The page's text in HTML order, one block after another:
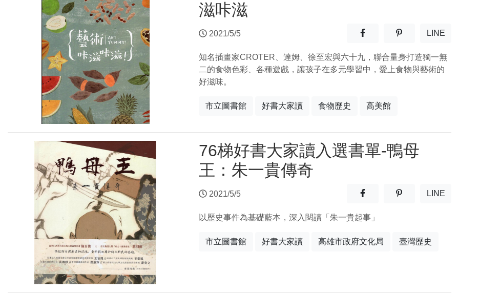
滋咔滋
2021/5/5 分享至facebook(另開新視窗)
分享至噗浪(另開新視窗)
LINE
知名插畫家CROTER、達姆、徐至宏與六十九，聯合量身打造獨一無
二的食物色彩、各種遊戲，讓孩子在多元學習中，愛上食物與藝術的
好滋味。
市立圖書館 好書大家讀 食物歷史 高美館
76梯好書大家讀入選書單-鴨母
王：朱一貴傳奇
2021/5/5 分享至facebook(另開新視窗)
分享至噗浪(另開新視窗)
LINE
以歷史事件為基礎藍本，深入閱讀「朱一貴起事」
市立圖書館 好書大家讀 高雄市政府文化局 臺灣歷史